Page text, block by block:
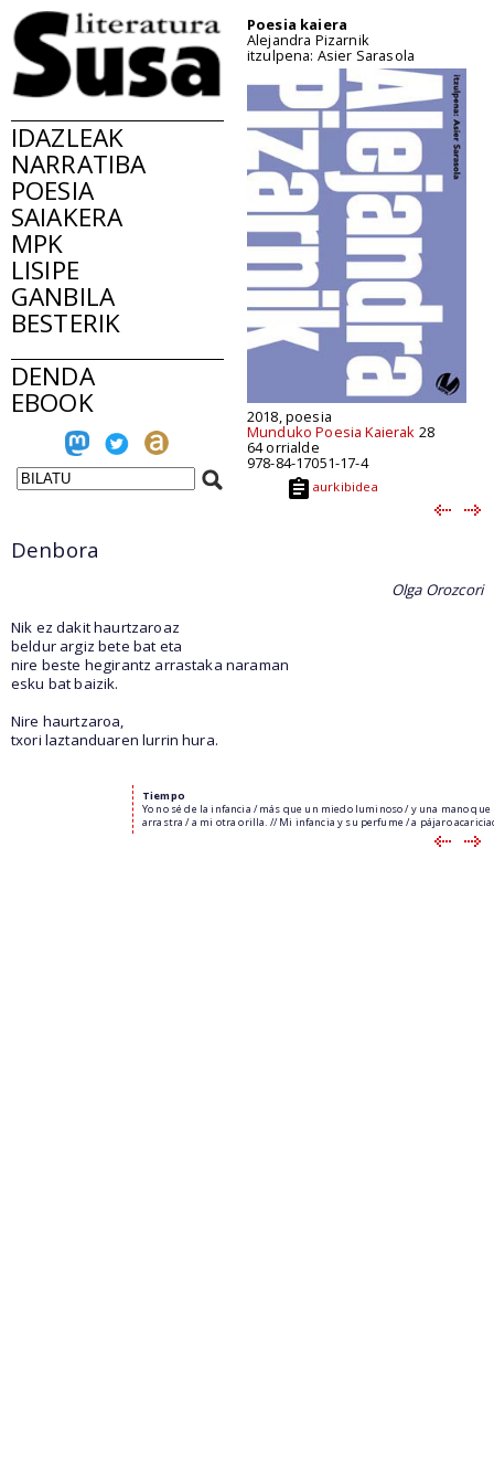
IDAZLEAK
NARRATIBA
POESIA
SAIAKERA
MPK
LISIPE
GANBILA
BESTERIK
DENDA
EBOOK
Poesia kaiera
Alejandra Pizarnik
itzulpena: Asier Sarasola
2018, poesia
Munduko Poesia Kaierak 28
64 orrialde
978-84-17051-17-4
aurkibidea
Denbora
Olga Orozcori
Nik ez dakit haurtzaroaz
beldur argiz bete bat eta
nire beste hegirantz arrastaka naraman
esku bat baizik.
Nire haurtzaroa,
txori laztanduaren lurrin hura.
Tiempo
Yo no sé de la infancia / más que un miedo luminoso / y una mano que
arrastra / a mi otra orilla. // Mi infancia y su perfume / a pájaro